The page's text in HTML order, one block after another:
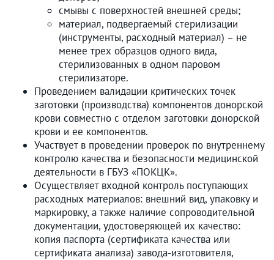
смывы с поверхностей внешней среды;
материал, подвергаемый стерилизации
(инструменты, расходный материал) – не
менее трех образцов одного вида,
стерилизованных в одном паровом
стерилизаторе.
Проведением валидации критических точек
заготовки (производства) компонентов донорской
крови совместно с отделом заготовки донорской
крови и ее компонентов.
Участвует в проведении проверок по внутреннему
контролю качества и безопасности медицинской
деятельности в ГБУЗ «ПОКЦК».
Осуществляет входной контроль поступающих
расходных материалов: внешний вид, упаковку и
маркировку, а также наличие сопроводительной
документации, удостоверяющей их качество:
копия паспорта (сертификата качества или
сертификата анализа) завода-изготовителя,